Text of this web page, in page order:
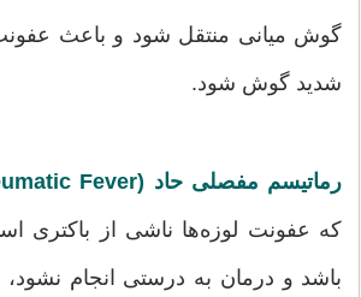
گوش میانی منتقل شود و باعث
شدید گوش شود.
رماتیسم مفصلی حاد (Rheumatic Fever):
باشد و درمان به درستی انجام